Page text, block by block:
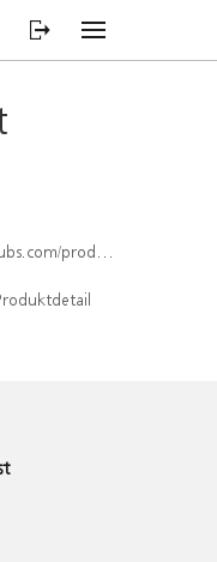
index/isin/CH1562159777